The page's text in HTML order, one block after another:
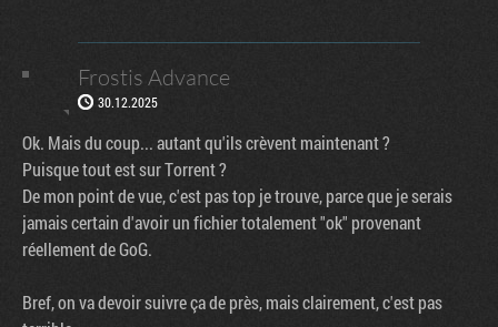
Frostis Advance
30.12.2025
Ok. Mais du coup... autant qu'ils crèvent maintenant ?
Puisque tout est sur Torrent ?
De mon point de vue, c'est pas top je trouve, parce que je serais
jamais certain d'avoir un fichier totalement "ok" provenant
réellement de GoG.
Bref, on va devoir suivre ça de près, mais clairement, c'est pas